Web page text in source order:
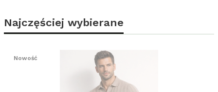
Najczęściej wybierane
Nowość